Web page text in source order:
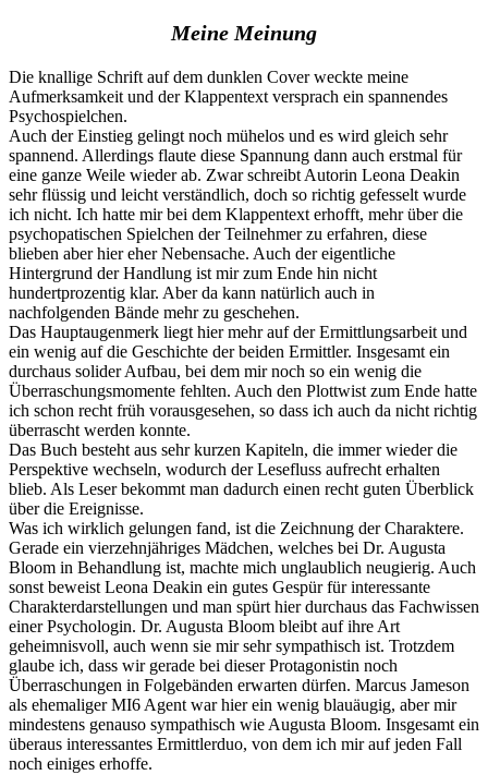
Meine Meinung
Die knallige Schrift auf dem dunklen Cover weckte meine
Aufmerksamkeit und der Klappentext versprach ein spannendes
Psychospielchen.
Auch der Einstieg gelingt noch mühelos und es wird gleich sehr
spannend. Allerdings flaute diese Spannung dann auch erstmal für
eine ganze Weile wieder ab. Zwar schreibt Autorin Leona Deakin
sehr flüssig und leicht verständlich, doch so richtig gefesselt wurde
ich nicht. Ich hatte mir bei dem Klappentext erhofft, mehr über die
psychopatischen Spielchen der Teilnehmer zu erfahren, diese
blieben aber hier eher Nebensache. Auch der eigentliche
Hintergrund der Handlung ist mir zum Ende hin nicht
hundertprozentig klar. Aber da kann natürlich auch in
nachfolgenden Bände mehr zu geschehen.
Das Hauptaugenmerk liegt hier mehr auf der Ermittlungsarbeit und
ein wenig auf die Geschichte der beiden Ermittler. Insgesamt ein
durchaus solider Aufbau, bei dem mir noch so ein wenig die
Überraschungsmomente fehlten. Auch den Plottwist zum Ende hatte
ich schon recht früh vorausgesehen, so dass ich auch da nicht richtig
überrascht werden konnte.
Das Buch besteht aus sehr kurzen Kapiteln, die immer wieder die
Perspektive wechseln, wodurch der Lesefluss aufrecht erhalten
blieb. Als Leser bekommt man dadurch einen recht guten Überblick
über die Ereignisse.
Was ich wirklich gelungen fand, ist die Zeichnung der Charaktere.
Gerade ein vierzehnjähriges Mädchen, welches bei Dr. Augusta
Bloom in Behandlung ist, machte mich unglaublich neugierig. Auch
sonst beweist Leona Deakin ein gutes Gespür für interessante
Charakterdarstellungen und man spürt hier durchaus das Fachwissen
einer Psychologin. Dr. Augusta Bloom bleibt auf ihre Art
geheimnisvoll, auch wenn sie mir sehr sympathisch ist. Trotzdem
glaube ich, dass wir gerade bei dieser Protagonistin noch
Überraschungen in Folgebänden erwarten dürfen. Marcus Jameson
als ehemaliger MI6 Agent war hier ein wenig blauäugig, aber mir
mindestens genauso sympathisch wie Augusta Bloom. Insgesamt ein
überaus interessantes Ermittlerduo, von dem ich mir auf jeden Fall
noch einiges erhoffe.